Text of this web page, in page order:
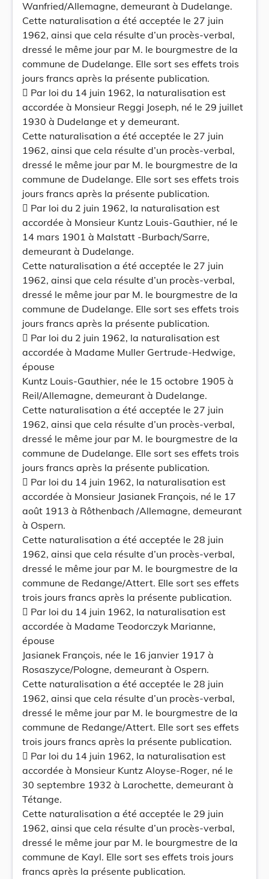
Wanfried/Allemagne, demeurant à Dudelange.
Cette naturalisation a été acceptée le 27 juin
1962, ainsi que cela résulte d’un procès-verbal,
dressé le même jour par M. le bourgmestre de la
commune de Dudelange. Elle sort ses effets trois
jours francs après la présente publication.
 Par loi du 14 juin 1962, la naturalisation est
accordée à Monsieur Reggi Joseph, né le 29 juillet
1930 à Dudelange et y demeurant.
Cette naturalisation a été acceptée le 27 juin
1962, ainsi que cela résulte d’un procès-verbal,
dressé le même jour par M. le bourgmestre de la
commune de Dudelange. Elle sort ses effets trois
jours francs après la présente publication.
 Par loi du 2 juin 1962, la naturalisation est
accordée à Monsieur Kuntz Louis-Gauthier, né le
14 mars 1901 à Malstatt -Burbach/Sarre,
demeurant à Dudelange.
Cette naturalisation a été acceptée le 27 juin
1962, ainsi que cela résulte d’un procès-verbal,
dressé le même jour par M. le bourgmestre de la
commune de Dudelange. Elle sort ses effets trois
jours francs après la présente publication.
 Par loi du 2 juin 1962, la naturalisation est
accordée à Madame Muller Gertrude-Hedwige,
épouse
Kuntz Louis-Gauthier, née le 15 octobre 1905 à
Reil/Allemagne, demeurant à Dudelange.
Cette naturalisation a été acceptée le 27 juin
1962, ainsi que cela résulte d’un procès-verbal,
dressé le même jour par M. le bourgmestre de la
commune de Dudelange. Elle sort ses effets trois
jours francs après la présente publication.
 Par loi du 14 juin 1962, la naturalisation est
accordée à Monsieur Jasianek François, né le 17
août 1913 à Rôthenbach /Allemagne, demeurant
à Ospern.
Cette naturalisation a été acceptée le 28 juin
1962, ainsi que cela résulte d’un procès-verbal,
dressé le même jour par M. le bourgmestre de la
commune de Redange/Attert. Elle sort ses effets
trois jours francs après la présente publication.
 Par loi du 14 juin 1962, la naturalisation est
accordée à Madame Teodorczyk Marianne,
épouse
Jasianek François, née le 16 janvier 1917 à
Rosaszyce/Pologne, demeurant à Ospern.
Cette naturalisation a été acceptée le 28 juin
1962, ainsi que cela résulte d’un procès-verbal,
dressé le même jour par M. le bourgmestre de la
commune de Redange/Attert. Elle sort ses effets
trois jours francs après la présente publication.
 Par loi du 14 juin 1962, la naturalisation est
accordée à Monsieur Kuntz Aloyse-Roger, né le
30 septembre 1932 à Larochette, demeurant à
Tétange.
Cette naturalisation a été acceptée le 29 juin
1962, ainsi que cela résulte d’un procès-verbal,
dressé le même jour par M. le bourgmestre de la
commune de Kayl. Elle sort ses effets trois jours
francs après la présente publication.